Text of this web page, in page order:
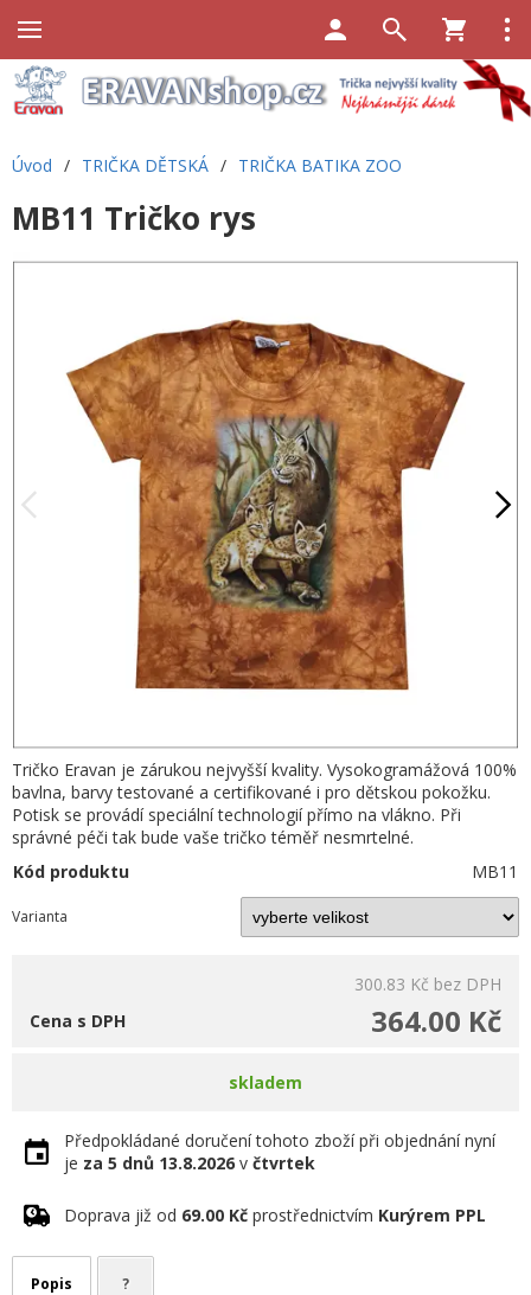
Úvod / TRIČKA DĚTSKÁ / TRIČKA BATIKA ZOO
MB11 Tričko rys
Tričko Eravan je zárukou nejvyšší kvality. Vysokogramážová 100%
bavlna, barvy testované a certifikované i pro dětskou pokožku.
Potisk se provádí speciální technologií přímo na vlákno. Při
správné péči tak bude vaše tričko téměř nesmrtelné.
Kód produktu
MB11
Varianta
300.83 Kč bez DPH
364.00 Kč
Cena s DPH
skladem
Předpokládané doručení tohoto zboží při objednání nyní
je za 5 dnů 13.8.2026 v čtvrtek
Doprava již od 69.00 Kč prostřednictvím Kurýrem PPL
Popis ?